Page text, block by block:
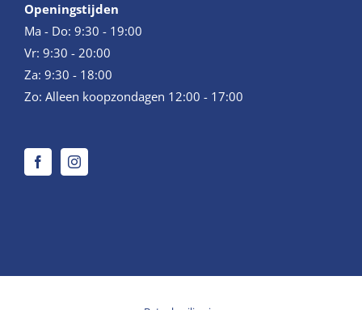
Openingstijden
Ma - Do: 9:30 - 19:00
Vr: 9:30 - 20:00
Za: 9:30 - 18:00
Zo: Alleen koopzondagen 12:00 - 17:00